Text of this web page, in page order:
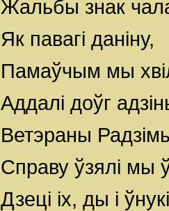
Жальбы знак
Як павагі даніну,
Памаўчым мы
Аддалі доўг
Ветэраны
Справу ўзялі мы
Дзеці іх, ды і